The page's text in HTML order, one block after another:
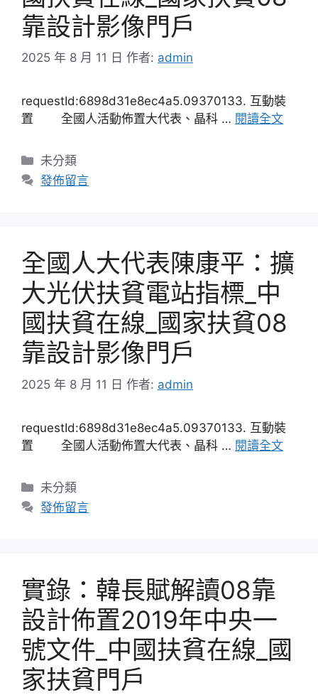
靠設計影像門戶
2025 年 8 月 11 日 作者: admin
requestId:6898d31e8ec4a5.09370133. 互動裝
置 全國人活動佈置大代表、晶科 … 閱讀全文
分
類
未分類
發佈留言
全國人大代表陳康平：擴
大光伏扶貧電站指標_中
國扶貧在線_國家扶貧08
靠設計影像門戶
2025 年 8 月 11 日 作者: admin
requestId:6898d31e8ec4a5.09370133. 互動裝
置 全國人活動佈置大代表、晶科 … 閱讀全文
分
類
未分類
發佈留言
實錄：韓長賦解讀08靠
設計佈置2019年中央一
號文件_中國扶貧在線_國
家扶貧門戶